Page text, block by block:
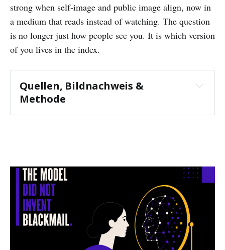
strong when self-image and public image align, now in
a medium that reads instead of watching. The question
is no longer just how people see you. It is which version
of you lives in the index.
Quellen, Bildnachweis &
Methode
Quellen
als Marke. Eine Untersuchung zur
Übertragbarkeit des Markenbegriffs auf
den Menschen (The human as brand
name. A survey on the transferability of
brand name to humans). Bachelor-Thesis.